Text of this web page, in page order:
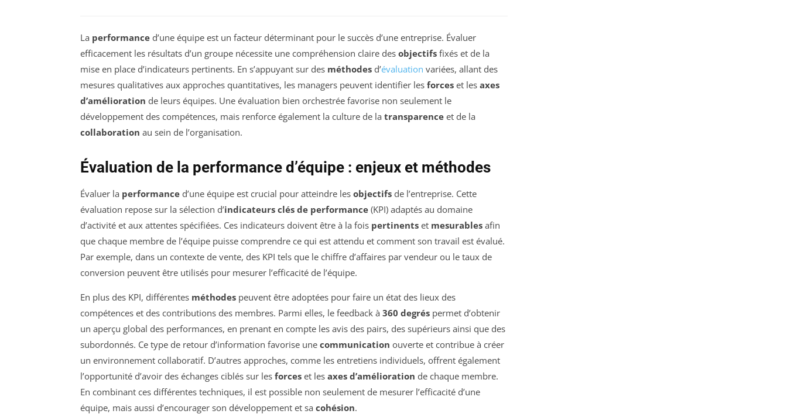
La performance d’une équipe est un facteur déterminant pour le succès d’une entreprise. Évaluer
efficacement les résultats d’un groupe nécessite une compréhension claire des objectifs fixés et de la
mise en place d’indicateurs pertinents. En s’appuyant sur des méthodes d’évaluation variées, allant des
mesures qualitatives aux approches quantitatives, les managers peuvent identifier les forces et les axes
d’amélioration de leurs équipes. Une évaluation bien orchestrée favorise non seulement le
développement des compétences, mais renforce également la culture de la transparence et de la
collaboration au sein de l’organisation.
Évaluation de la performance d’équipe : enjeux et méthodes
Évaluer la performance d’une équipe est crucial pour atteindre les objectifs de l’entreprise. Cette
évaluation repose sur la sélection d’indicateurs clés de performance (KPI) adaptés au domaine
d’activité et aux attentes spécifiées. Ces indicateurs doivent être à la fois pertinents et mesurables afin
que chaque membre de l’équipe puisse comprendre ce qui est attendu et comment son travail est évalué.
Par exemple, dans un contexte de vente, des KPI tels que le chiffre d’affaires par vendeur ou le taux de
conversion peuvent être utilisés pour mesurer l’efficacité de l’équipe.
En plus des KPI, différentes méthodes peuvent être adoptées pour faire un état des lieux des
compétences et des contributions des membres. Parmi elles, le feedback à 360 degrés permet d’obtenir
un aperçu global des performances, en prenant en compte les avis des pairs, des supérieurs ainsi que des
subordonnés. Ce type de retour d’information favorise une communication ouverte et contribue à créer
un environnement collaboratif. D’autres approches, comme les entretiens individuels, offrent également
l’opportunité d’avoir des échanges ciblés sur les forces et les axes d’amélioration de chaque membre.
En combinant ces différentes techniques, il est possible non seulement de mesurer l’efficacité d’une
équipe, mais aussi d’encourager son développement et sa cohésion.